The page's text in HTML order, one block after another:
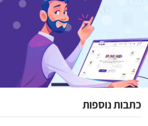
כתבות נוספות